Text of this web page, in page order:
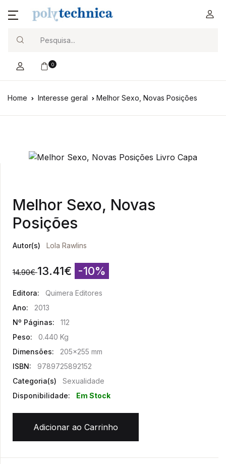
0
Home Interesse geral Melhor Sexo, Novas Posições
Melhor Sexo, Novas
Posições
Autor(s) Lola Rawlins
14.90€ 13.41€ -10%
Editora:
Quimera Editores
Ano:
2013
Nº Páginas:
112
Peso:
0.440 Kg
Dimensões:
205x255 mm
ISBN:
9789725892152
Categoria(s)
Sexualidade
Disponibilidade:
Em Stock
Adicionar ao Carrinho